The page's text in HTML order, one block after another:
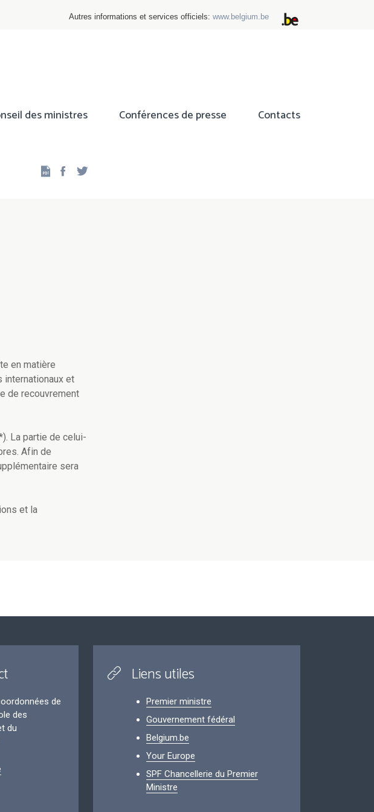
Autres informations et services officiels: www.belgium.be
des ministres Conférences de presse Contacts
Facebook
en matière
internationaux et
de recouvrement
La partie de celui-
Afin de
sera
et la
de
des
du
Liens utiles
Premier ministre
Gouvernement fédéral
Belgium.be
Your Europe
SPF Chancellerie du Premier
Ministre